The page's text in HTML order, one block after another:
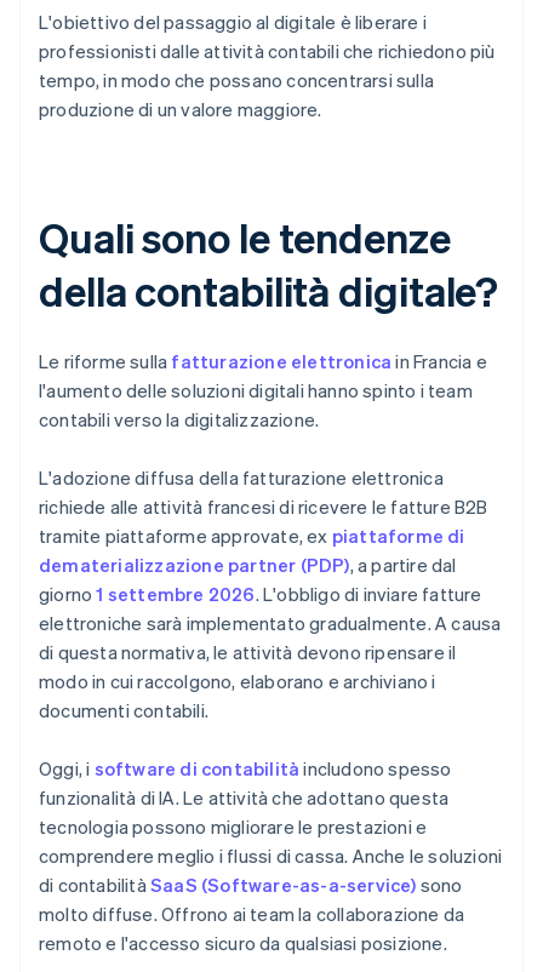
L'obiettivo del passaggio al digitale è liberare i
professionisti dalle attività contabili che richiedono più
tempo, in modo che possano concentrarsi sulla
produzione di un valore maggiore.
Quali sono le tendenze
della contabilità digitale?
Le riforme sulla fatturazione elettronica in Francia e
l'aumento delle soluzioni digitali hanno spinto i team
contabili verso la digitalizzazione.
L'adozione diffusa della fatturazione elettronica
richiede alle attività francesi di ricevere le fatture B2B
tramite piattaforme approvate, ex piattaforme di
dematerializzazione partner (PDP), a partire dal
giorno1 settembre 2026. L'obbligo di inviare fatture
elettroniche sarà implementato gradualmente. A causa
di questa normativa, le attività devono ripensare il
modo in cui raccolgono, elaborano e archiviano i
documenti contabili.
Oggi, i software di contabilità includono spesso
funzionalità di IA. Le attività che adottano questa
tecnologia possono migliorare le prestazioni e
comprendere meglio i flussi di cassa. Anche le soluzioni
di contabilitàSaaS (Software-as-a-service) sono
molto diffuse. Offrono ai team la collaborazione da
remoto e l'accesso sicuro da qualsiasi posizione.